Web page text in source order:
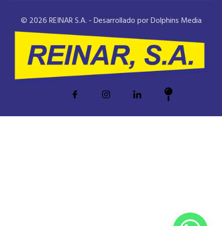
© 2026 REINAR S.A. - Desarrollado por Dolphins Media